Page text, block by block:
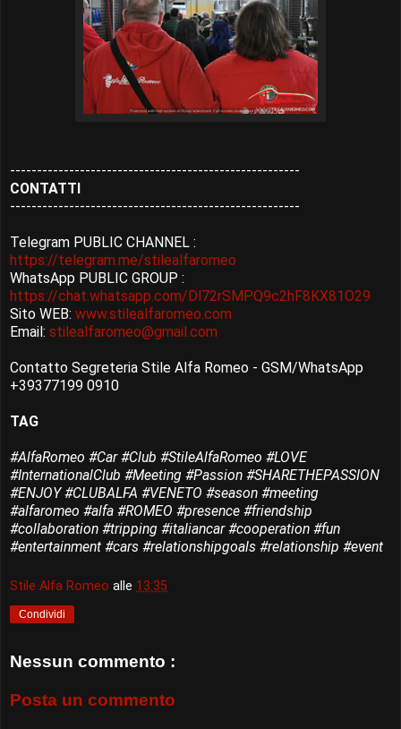
------------------------------------------------------
CONTATTI
------------------------------------------------------
Telegram PUBLIC CHANNEL :
https://telegram.me/stilealfaromeo
WhatsApp PUBLIC GROUP :
https://chat.whatsapp.com/Dl72rSMPQ9c2hF8KX81O29
Sito WEB: www.stilealfaromeo.com
Email: stilealfaromeo@gmail.com
Contatto Segreteria Stile Alfa Romeo - GSM/WhatsApp
+39377199 0910
TAG
#AlfaRomeo #Car #Club #StileAlfaRomeo #LOVE
#InternationalClub #Meeting #Passion #SHARETHEPASSION
#ENJOY #CLUBALFA #VENETO #season #meeting
#alfaromeo #alfa #ROMEO #presence #friendship
#collaboration #tripping #italiancar #cooperation #fun
#entertainment #cars #relationshipgoals #relationship #event
Stile Alfa Romeo alle 13:35
Condividi
Nessun commento :
Posta un commento